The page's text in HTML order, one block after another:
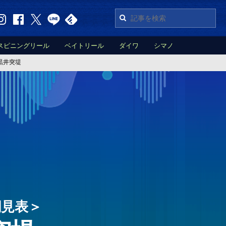
ピニングリール ベイトリール ダイワ シマノ
井突堤
表＞